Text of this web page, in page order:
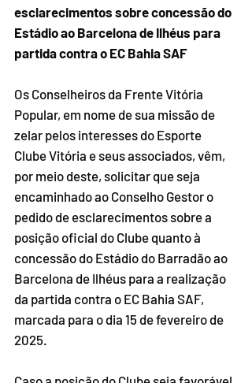
esclarecimentos sobre concessão do
Estádio ao Barcelona de Ilhéus para
partida contra o EC Bahia SAF
Os Conselheiros da Frente Vitória
Popular, em nome de sua missão de
zelar pelos interesses do Esporte
Clube Vitória e seus associados, vêm,
por meio deste, solicitar que seja
encaminhado ao Conselho Gestor o
pedido de esclarecimentos sobre a
posição oficial do Clube quanto à
concessão do Estádio do Barradão ao
Barcelona de Ilhéus para a realização
da partida contra o EC Bahia SAF,
marcada para o dia 15 de fevereiro de
2025.